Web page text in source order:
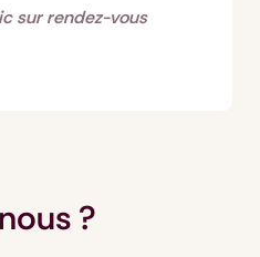
sur rendez-vous
?